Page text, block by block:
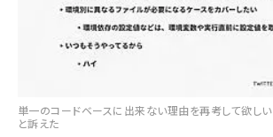
単一のコードベースに出来ない理由を再考して欲しい
と訴えた